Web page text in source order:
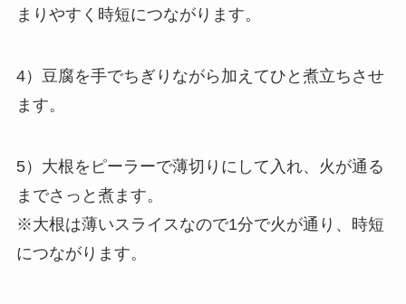
まりやすく時短につながります。
4）豆腐を手でちぎりながら加えてひと煮立ちさせ
ます。
5）大根をピーラーで薄切りにして入れ、火が通る
までさっと煮ます。
※大根は薄いスライスなので1分で火が通り、時短
につながります。